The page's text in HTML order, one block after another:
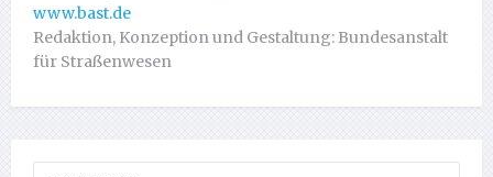
www.bast.de
Redaktion, Konzeption und Gestaltung: Bundesanstalt
für Straßenwesen